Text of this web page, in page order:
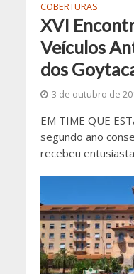
COBERTURAS
XVI
Veículos
dos
3 de outubro de
EM TIME QUE
segundo ano
recebeu